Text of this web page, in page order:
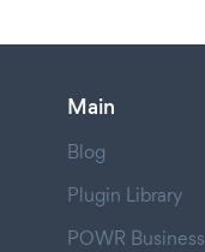
Main
Blog
Plugin Library
POWR Business